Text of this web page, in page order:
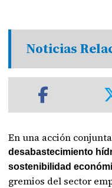
Noticias
En una acción
desabastecimiento
sostenibilidad
gremios del sector